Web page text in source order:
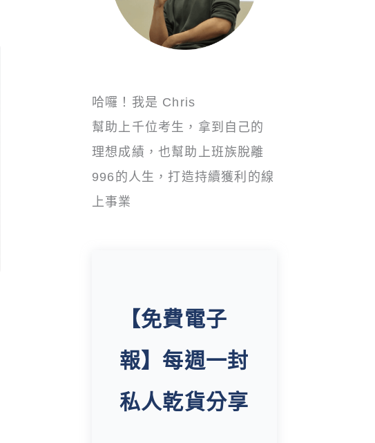
哈囉！我是 Chris
幫助上千位考生，拿到自己的
理想成績，也幫助上班族脫離
996的人生，打造持續獲利的線
上事業
【免費電子
報】每週一封
私人乾貨分享